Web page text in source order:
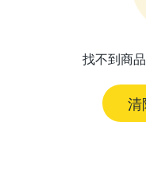
找不到商
清